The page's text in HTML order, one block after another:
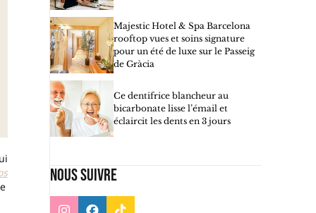
Majestic Hotel & Spa Barcelona
rooftop vues et soins signature
pour un été de luxe sur le Passeig
de Gràcia
Ce dentifrice blancheur au
bicarbonate lisse l’émail et
éclaircit les dents en 3 jours
Nous suivre